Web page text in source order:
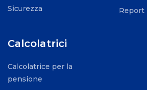
Sicurezza
Report
Calcolatrici
Calcolatrice per la
pensione